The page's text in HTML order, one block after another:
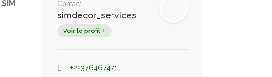
SIM
Contact
simdecor_services
Voir le profil
+22376467471